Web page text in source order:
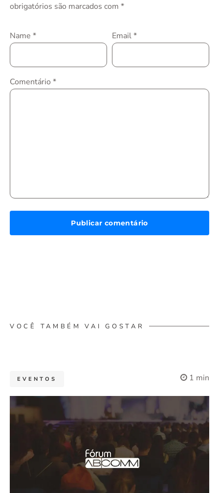
obrigatórios são marcados com *
Name * Email*
Comentário *
VOCÊ TAMBÉM VAI GOSTAR
EVENTOS 1 min